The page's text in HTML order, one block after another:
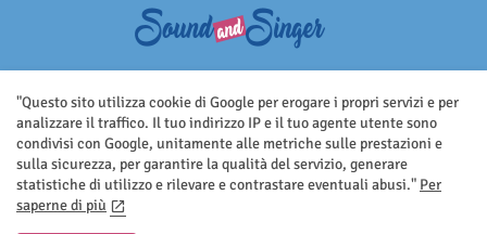
aggiornato senza nessuna periodicità. Non può pertanto considerarsi
un prodotto editoriale ai sensi della legge n.62 del 7.03.2001
Home
"Questo sito utilizza cookie di Google per erogare i propri servizi e per
analizzare il traffico. Il tuo indirizzo IP e il tuo agente utente sono
condivisi con Google, unitamente alle metriche sulle prestazioni e
sulla sicurezza, per garantire la qualità del servizio, generare
statistiche di utilizzo e rilevare e contrastare eventuali abusi." Per
saperne di più